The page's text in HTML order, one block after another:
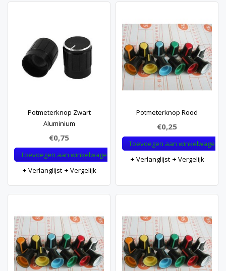
Potmeterknop Zwart
Aluminium
€0,75
Toevoegen aan winkelwagen
Verlanglijst
Vergelijk
Potmeterknop Rood
€0,25
Toevoegen aan winkelwagen
Verlanglijst
Vergelijk